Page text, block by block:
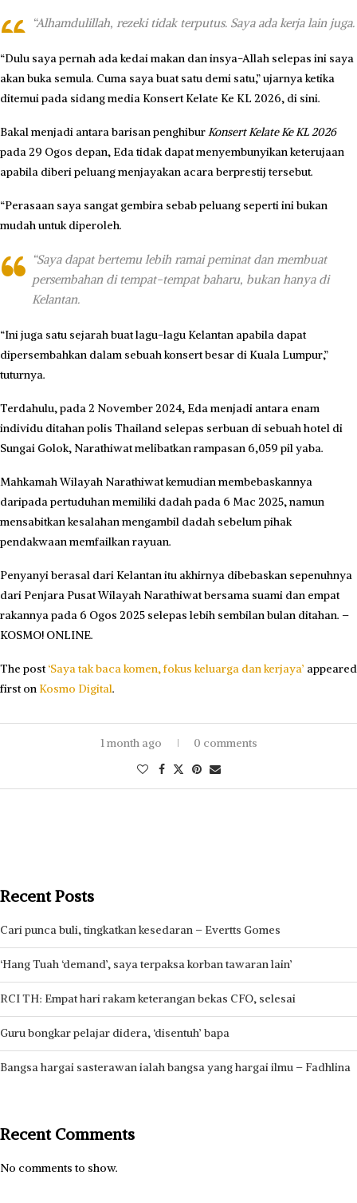
“Alhamdulillah, rezeki tidak terputus. Saya ada kerja lain juga.
“Dulu saya pernah ada kedai makan dan insya-Allah selepas ini saya
akan buka semula. Cuma saya buat satu demi satu,” ujarnya ketika
ditemui pada sidang media Konsert Kelate Ke KL 2026, di sini.
Bakal menjadi antara barisan penghiburKonsert Kelate Ke KL 2026
pada 29 Ogos depan, Eda tidak dapat menyembunyikan keterujaan
apabila diberi peluang menjayakan acara berprestij tersebut.
“Perasaan saya sangat gembira sebab peluang seperti ini bukan
mudah untuk diperoleh.
“Saya dapat bertemu lebih ramai peminat dan membuat
persembahan di tempat-tempat baharu, bukan hanya di
Kelantan.
“Ini juga satu sejarah buat lagu-lagu Kelantan apabila dapat
dipersembahkan dalam sebuah konsert besar di Kuala Lumpur,”
tuturnya.
Terdahulu, pada 2 November 2024, Eda menjadi antara enam
individu ditahan polis Thailand selepas serbuan di sebuah hotel di
Sungai Golok, Narathiwat melibatkan rampasan 6,059 pil yaba.
Mahkamah Wilayah Narathiwat kemudian membebaskannya
daripada pertuduhan memiliki dadah pada 6 Mac 2025, namun
mensabitkan kesalahan mengambil dadah sebelum pihak
pendakwaan memfailkan rayuan.
Penyanyi berasal dari Kelantan itu akhirnya dibebaskan sepenuhnya
dari Penjara Pusat Wilayah Narathiwat bersama suami dan empat
rakannya pada 6 Ogos 2025 selepas lebih sembilan bulan ditahan. –
KOSMO! ONLINE.
The post‘Saya tak baca komen, fokus keluarga dan kerjaya’ appeared
first on Kosmo Digital.
1 month ago 0 comments
Recent Posts
Cari punca buli, tingkatkan kesedaran – Evertts Gomes
‘Hang Tuah ‘demand’, saya terpaksa korban tawaran lain’
RCI TH: Empat hari rakam keterangan bekas CFO, selesai
Guru bongkar pelajar didera, ‘disentuh’ bapa
Bangsa hargai sasterawan ialah bangsa yang hargai ilmu – Fadhlina
Recent Comments
No comments to show.